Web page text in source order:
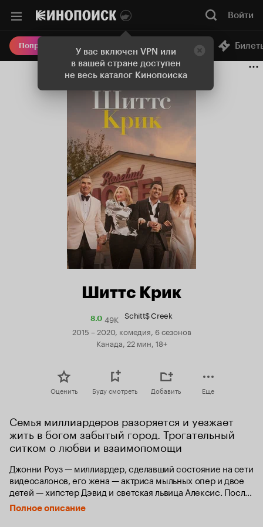
У вас включен VPN или
в вашей стране доступен
не весь каталог Кинопоиска
Войти
Попробовать Плюс Онлайн-кинотеатр
Шиттс Крик
8.0Рейтинг
Кинопоиска
49K Schitt$ Creek
2015 – 2020, комедия, 6 сезонов
Канада, 22 мин, 18+
Оценить Буду смотреть Добавить Еще
Семья миллиардеров разоряется и уезжает
жить в богом забытый город. Трогательный
ситком о любви и взаимопомощи
Джонни Роуз — миллиардер, сделавший состояние на сети
видеосалонов, его жена — актриса мыльных опер и двое
детей — хипстер Дэвид и светская львица Алексис. После
того как бизнес Джонни терпит крах, все семейство
вынуждено переехать жить в небольшую сельскую общину
Полное описание